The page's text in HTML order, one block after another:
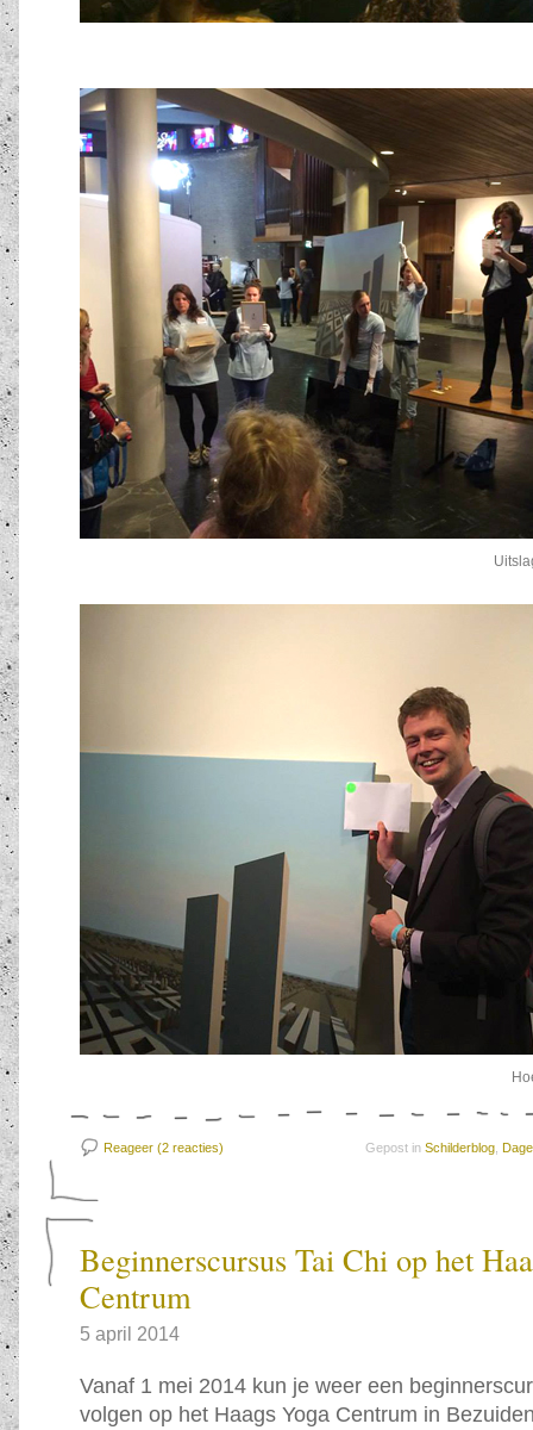
Reageer (2 reacties) Gepost in Schilderblog
Beginnerscursus Tai Chi op het
Centrum
5 april 2014
Vanaf 1 mei 2014 kun je weer een
volgen op het Haags Yoga Centrum in